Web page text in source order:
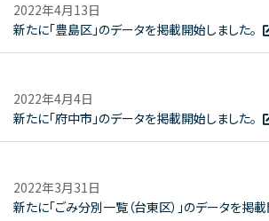
2022年4月13日
新たに「豊島区」のデータを掲載開始しました。
2022年4月4日
新たに「府中市」のデータを掲載開始しました。
2022年3月31日
新たに「ごみ分別一覧（台東区）」のデータを掲載